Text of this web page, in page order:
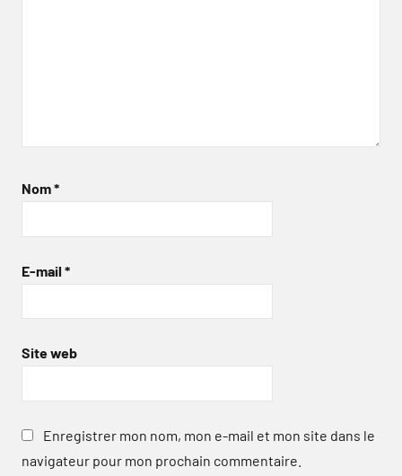
Nom*
E-mail *
Site web
Enregistrer mon nom, mon e-mail et mon site dans le
navigateur pour mon prochain commentaire.